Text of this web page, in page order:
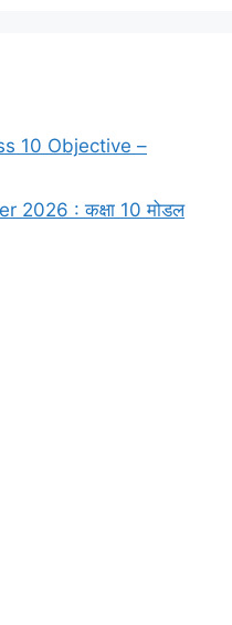
10 Objective –
2026 : कक्षा 10 मोडल